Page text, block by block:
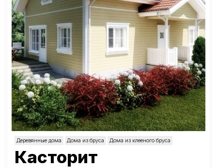
Деревянные дома Дома из бруса Дома из клееного бруса
Касторит